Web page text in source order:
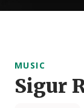
MUSIC
Sigur